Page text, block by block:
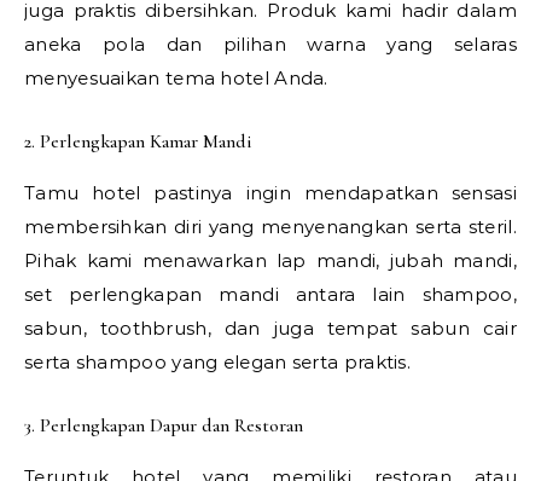
juga praktis dibersihkan. Produk kami hadir dalam
aneka pola dan pilihan warna yang selaras
menyesuaikan tema hotel Anda.
2. Perlengkapan Kamar Mandi
Tamu hotel pastinya ingin mendapatkan sensasi
membersihkan diri yang menyenangkan serta steril.
Pihak kami menawarkan lap mandi, jubah mandi,
set perlengkapan mandi antara lain shampoo,
sabun, toothbrush, dan juga tempat sabun cair
serta shampoo yang elegan serta praktis.
3. Perlengkapan Dapur dan Restoran